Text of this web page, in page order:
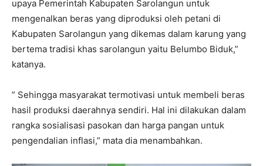
upaya Pemerintah Kabupaten Sarolangun untuk
mengenalkan beras yang diproduksi oleh petani di
Kabupaten Sarolangun yang dikemas dalam karung yang
bertema tradisi khas sarolangun yaitu Belumbo Biduk,”
katanya.
” Sehingga masyarakat termotivasi untuk membeli beras
hasil produksi daerahnya sendiri. Hal ini dilakukan dalam
rangka sosialisasi pasokan dan harga pangan untuk
pengendalian inflasi,” mata dia menambahkan.